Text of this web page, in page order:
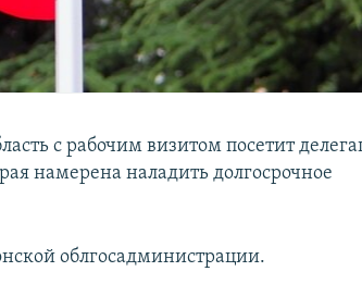
с рабочим визитом посетит
намерена наладить долгосрочное
облгосадминистрации.